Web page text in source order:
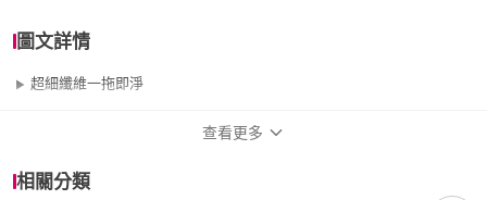
圖文詳情
超細纖維一拖即淨
查看更多
相關分類